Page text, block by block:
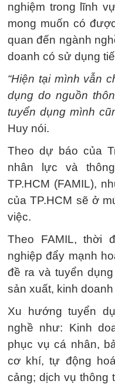
nghiệm trong lĩnh
mong muốn có
quan đến ngành
doanh có sử dụng
“Hiện tại mình vẫn
dụng do nguồn
tuyển dụng mình
Huy nói.
Theo dự báo của
nhân lực và
TP.HCM (FAMIL),
của TP.HCM sẽ ở
việc.
Theo FAMIL, thời
nghiệp đẩy mạnh
đề ra và tuyển
sản xuất, kinh
Xu hướng tuyển
nghề như: Kinh
phục vụ cá nhân,
cơ khí, tự động
cảng; dịch vụ thông